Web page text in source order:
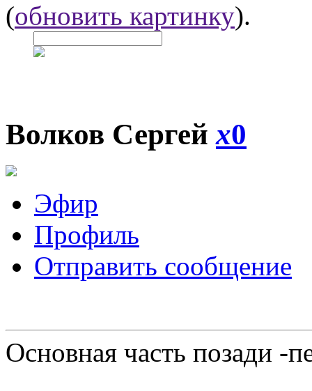
(обновить картинку).
Волков Сергейx0
Эфир
Профиль
Отправить сообщение
Основная часть позади -